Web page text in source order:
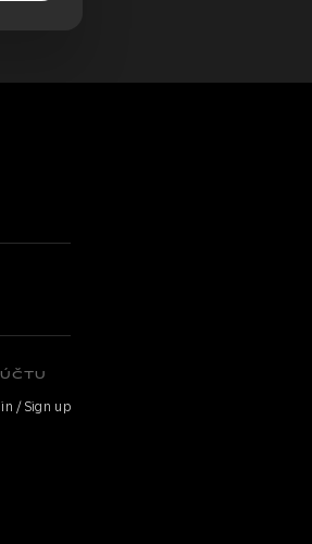
ÚČTU
in / Sign up